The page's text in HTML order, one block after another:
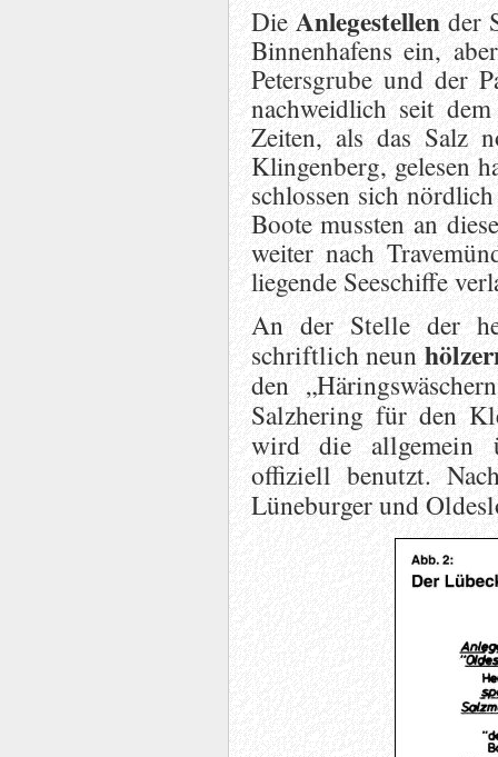
DieAnlegestellender
Binnenhafens ein,
Petersgrube und der
nachweidlich seit
Zeiten, als das Salz
Klingenberg, gelesen
schlossen sich
Boote mussten an
weiter nach
liegende Seeschiffe
An der Stelle der
schriftlich neun
den
Salzhering für den
wird die allgemein
offiziell benutzt.
Lüneburger und